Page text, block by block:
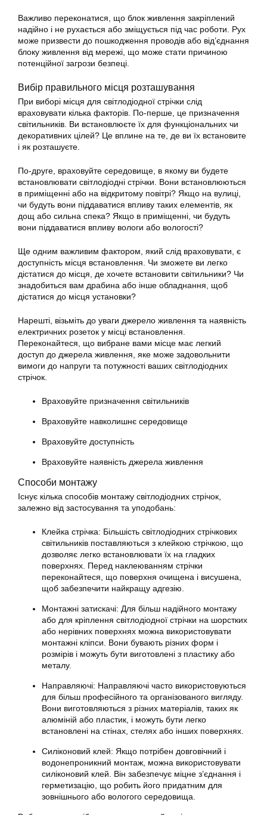
Важливо переконатися, що блок живлення закріплений
надійно і не рухається або зміщується під час роботи. Рух
може призвести до пошкодження проводів або від’єднання
блоку живлення від мережі, що може стати причиною
потенційної загрози безпеці.
Вибір правильного місця розташування
При виборі місця для світлодіодної стрічки слід
враховувати кілька факторів. По-перше, це призначення
світильників. Ви встановлюєте їх для функціональних чи
декоративних цілей? Це вплине на те, де ви їх встановите
і як розташуєте.
По-друге, враховуйте середовище, в якому ви будете
встановлювати світлодіодні стрічки. Вони встановлюються
в приміщенні або на відкритому повітрі? Якщо на вулиці,
чи будуть вони піддаватися впливу таких елементів, як
дощ або сильна спека? Якщо в приміщенні, чи будуть
вони піддаватися впливу вологи або вологості?
Ще одним важливим фактором, який слід враховувати, є
доступність місця встановлення. Чи зможете ви легко
дістатися до місця, де хочете встановити світильники? Чи
знадобиться вам драбина або інше обладнання, щоб
дістатися до місця установки?
Нарешті, візьміть до уваги джерело живлення та наявність
електричних розеток у місці встановлення.
Переконайтеся, що вибране вами місце має легкий
доступ до джерела живлення, яке може задовольнити
вимоги до напруги та потужності ваших світлодіодних
стрічок.
Враховуйте призначення світильників
Враховуйте навколишнє середовище
Враховуйте доступність
Враховуйте наявність джерела живлення
Способи монтажу
Існує кілька способів монтажу світлодіодних стрічок,
залежно від застосування та уподобань:
Клейка стрічка: Більшість світлодіодних стрічкових
світильників поставляються з клейкою стрічкою, що
дозволяє легко встановлювати їх на гладких
поверхнях. Перед наклеюванням стрічки
переконайтеся, що поверхня очищена і висушена,
щоб забезпечити найкращу адгезію.
Монтажні затискачі: Для більш надійного монтажу
або для кріплення світлодіодної стрічки на шорстких
або нерівних поверхнях можна використовувати
монтажні кліпси. Вони бувають різних форм і
розмірів і можуть бути виготовлені з пластику або
металу.
Направляючі: Направляючі часто використовуються
для більш професійного та організованого вигляду.
Вони виготовляються з різних матеріалів, таких як
алюміній або пластик, і можуть бути легко
встановлені на стінах, стелях або інших поверхнях.
Силіконовий клей: Якщо потрібен довговічний і
водонепроникний монтаж, можна використовувати
силіконовий клей. Він забезпечує міцне з’єднання і
герметизацію, що робить його придатним для
зовнішнього або вологого середовища.